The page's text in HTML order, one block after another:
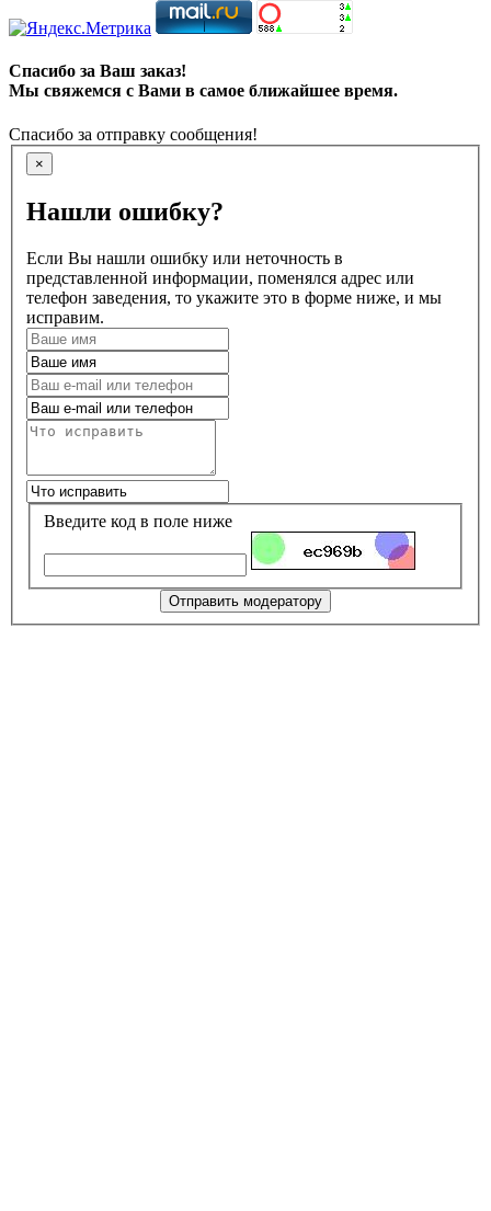
Спасибо за Ваш заказ!
Мы свяжемся с Вами в самое ближайшее время.
Спасибо за отправку сообщения!
×
Нашли ошибку?
Если Вы нашли ошибку или неточность в
представленной информации, поменялся адрес или
телефон заведения, то укажите это в форме ниже, и мы
исправим.
Введите код в поле ниже
Отправить модератору